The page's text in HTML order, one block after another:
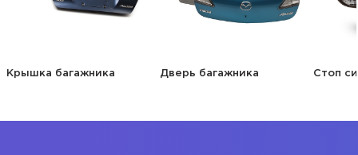
Крышка багажника Дверь багажника Стоп